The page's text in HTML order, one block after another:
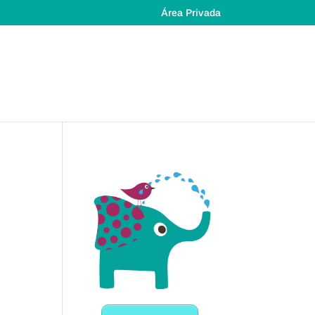
Área Privada